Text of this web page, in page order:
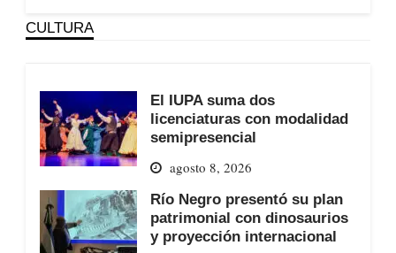
CULTURA
El IUPA suma dos
licenciaturas con modalidad
semipresencial
agosto 8, 2026
Río Negro presentó su plan
patrimonial con dinosaurios
y proyección internacional